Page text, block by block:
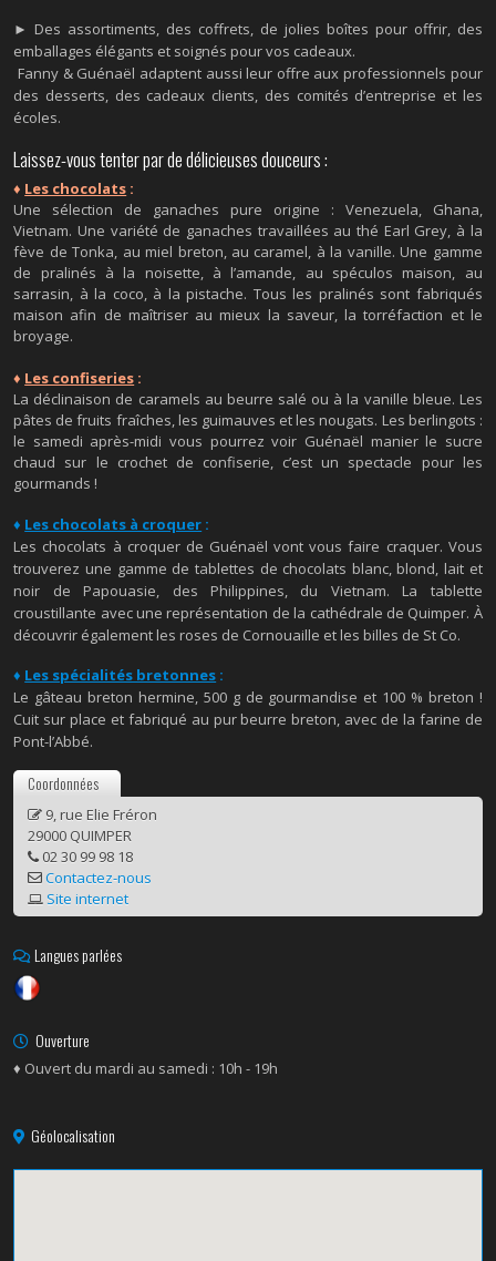
► Des assortiments, des coffrets, de jolies boîtes pour offrir, des
emballages élégants et soignés pour vos cadeaux.
Fanny & Guénaël adaptent aussi leur offre aux professionnels pour
des desserts, des cadeaux clients, des comités d’entreprise et les
écoles.
Laissez-vous tenter par de délicieuses douceurs :
♦ Les chocolats :
Une sélection de ganaches pure origine : Venezuela, Ghana,
Vietnam. Une variété de ganaches travaillées au thé Earl Grey, à la
fève de Tonka, au miel breton, au caramel, à la vanille. Une gamme
de pralinés à la noisette, à l’amande, au spéculos maison, au
sarrasin, à la coco, à la pistache. Tous les pralinés sont fabriqués
maison afin de maîtriser au mieux la saveur, la torréfaction et le
broyage.
♦ Les confiseries :
La déclinaison de caramels au beurre salé ou à la vanille bleue. Les
pâtes de fruits fraîches, les guimauves et les nougats. Les berlingots :
le samedi après-midi vous pourrez voir Guénaël manier le sucre
chaud sur le crochet de confiserie, c’est un spectacle pour les
gourmands !
♦ Les chocolats à croquer :
Les chocolats à croquer de Guénaël vont vous faire craquer. Vous
trouverez une gamme de tablettes de chocolats blanc, blond, lait et
noir de Papouasie, des Philippines, du Vietnam. La tablette
croustillante avec une représentation de la cathédrale de Quimper. À
découvrir également les roses de Cornouaille et les billes de St Co.
♦ Les spécialités bretonnes :
Le gâteau breton hermine, 500 g de gourmandise et 100 % breton !
Cuit sur place et fabriqué au pur beurre breton, avec de la farine de
Pont-l’Abbé.
Coordonnées
9, rue Elie Fréron
29000 QUIMPER
02 30 99 98 18
Contactez-nous
Site internet
Langues parlées
Ouverture
♦ Ouvert du mardi au samedi : 10h - 19h
Géolocalisation